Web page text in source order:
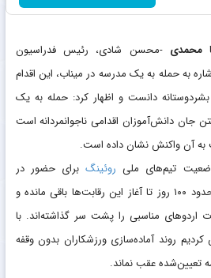
محمدی -محسن شادی، رئیس فدراسیون
به حمله به یک مدرسه در میناب، این اقدام
بشردوستانه دانست و اظهار کرد: حمله به یک
جان دانش‌آموزان اقدامی ناجوانمردانه است
به آن واکنش نشان داده است.
تیم‌های ملی روئینگبرای حضور در
بازی‌های آسیایی ناگویا گفت: حدود ۱۰۰ روز تا آغاز این رقابت‌ها باقی مانده و
اردو‌های مناسبی را پشت سر گذاشته‌اند. با
روند آماده‌سازی ورزشکاران بدون وقفه
تعیین‌شده عقب نماند.